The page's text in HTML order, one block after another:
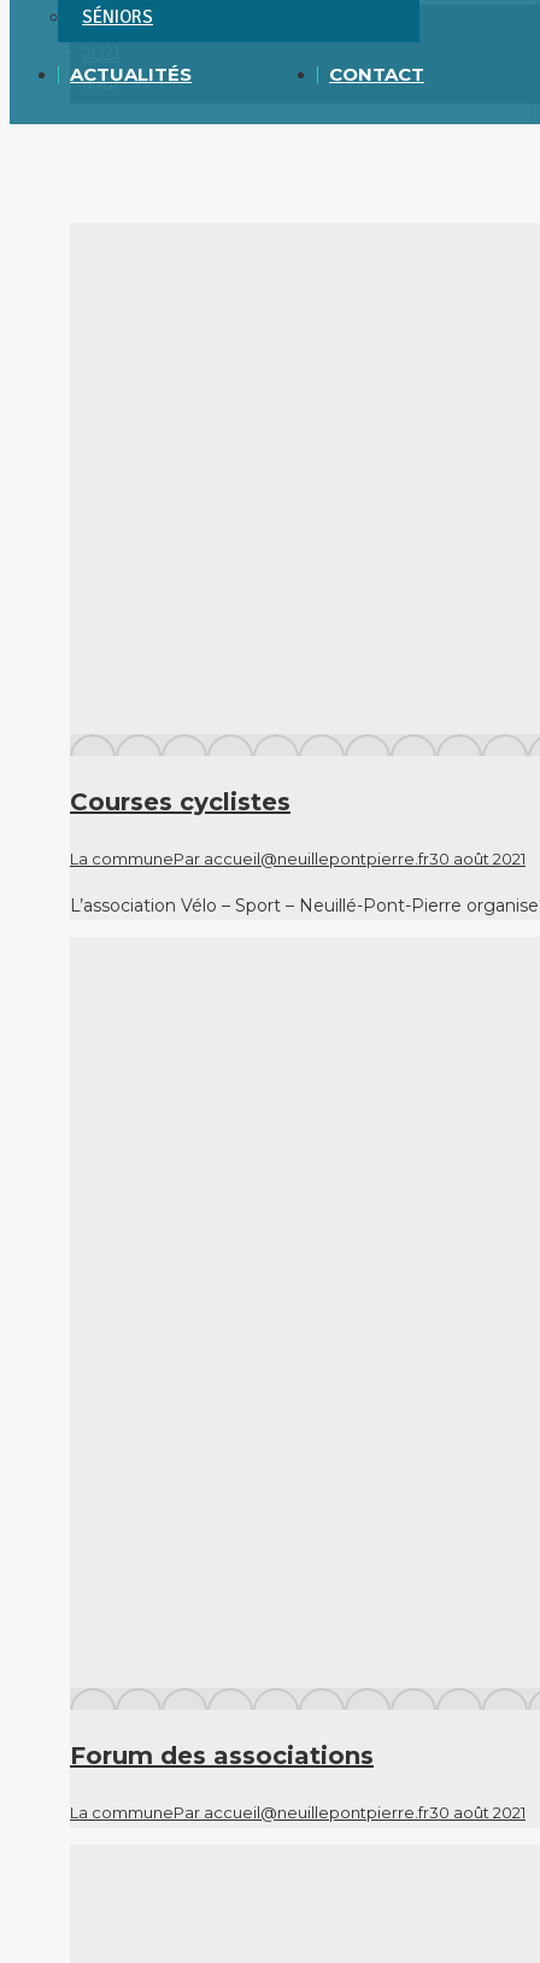
SÉNIORS
ACTUALITÉS CONTACT
Accueil
août
Courses cyclistes
La communePar accueil@neuillepontpierre.fr30 août 2021
L’association Vélo – Sport – Neuillé-Pont-Pierre
Forum des associations
La communePar accueil@neuillepontpierre.fr30 août 2021